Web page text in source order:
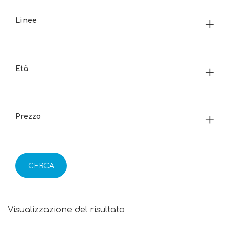
Linee
Età
Prezzo
CERCA
Visualizzazione del risultato